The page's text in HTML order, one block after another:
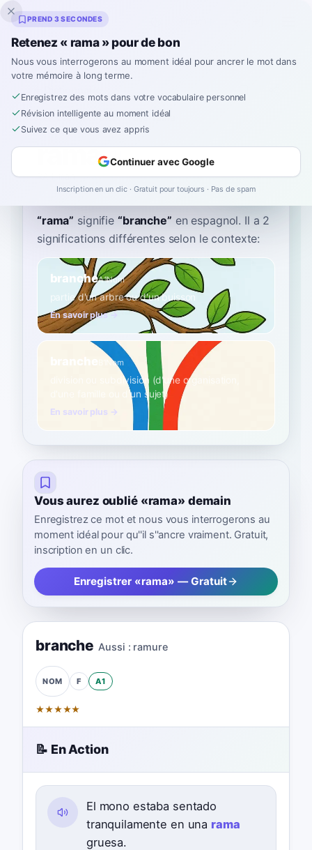
Inklingo
Accueil› Espagnol›Dictionnaire ›rama
rama
RAH-mah ˈra.ma
“rama” signifie “branche” en espagnol. Il a 2
significations différentes selon le contexte:
brancheA1Nom
partie d'un arbre ou d'un buisson
En savoir plus →
Nom
division ou subdivision (d'une organisation,
d'une famille ou d'un sujet)
En savoir plus →
Vous aurez oublié «rama» demain
Enregistrez ce mot et nous vous interrogerons au
moment idéal pour qu''il s''ancre vraiment. Gratuit,
inscription en un clic.
Enregistrer «rama» — Gratuit
branche Aussi : ramure
NOM F A1
★★★★★
📝 En Action
El mono estaba sentado
tranquilamente en una rama
gruesa.
PREND 3 SECONDES
Retenez « rama » pour de bon
Nous vous interrogerons au moment idéal pour ancrer le mot dans
votre mémoire à long terme.
Enregistrez des mots dans votre vocabulaire personnel
Révision intelligente au moment idéal
Suivez ce que vous avez appris
Continuer avec Google
Inscription en un clic · Gratuit pour toujours · Pas de spam